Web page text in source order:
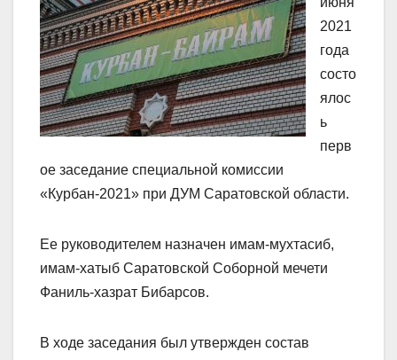
2021
года
состо
ялос
ь
перв
ое заседание специальной комиссии
«Курбан-2021» при ДУМ Саратовской области.
Ее руководителем назначен имам-мухтасиб,
имам-хатыб Саратовской Соборной мечети
Фаниль-хазрат Бибарсов.
В ходе заседания был утвержден состав